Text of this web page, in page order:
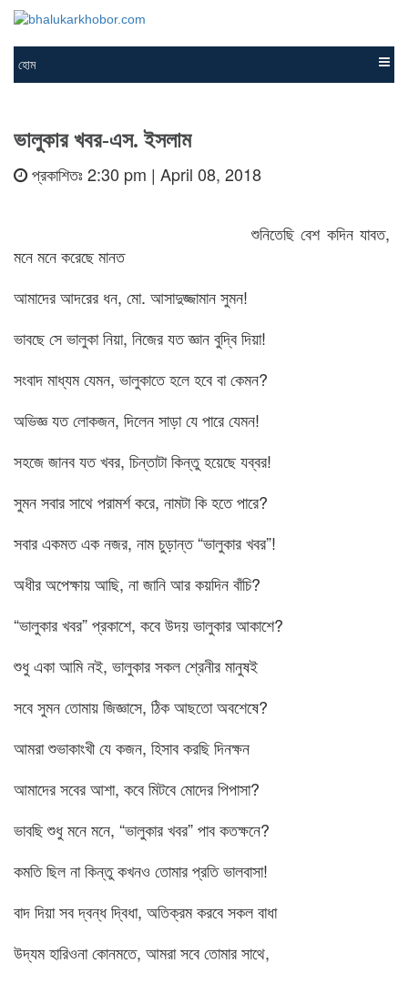
হোম
ভালুকার খবর-এস. ইসলাম
প্রকাশিতঃ 2:30 pm | April 08, 2018
শুনিতেছি বেশ কদিন যাবত,
মনে মনে করেছে মানত
আমাদের আদরের ধন, মো. আসাদুজ্জামান সুমন!
ভাবছে সে ভালুকা নিয়া, নিজের যত জ্ঞান বুদ্বি দিয়া!
সংবাদ মাধ্যম যেমন, ভালুকাতে হলে হবে বা কেমন?
অভিজ্ঞ যত লোকজন, দিলেন সাড়া যে পারে যেমন!
সহজে জানব যত খবর, চিন্তাটা কিন্তু হয়েছে যব্বর!
সুমন সবার সাথে পরামর্শ করে, নামটা কি হতে পারে?
সবার একমত এক নজর, নাম চুড়ান্ত “ভালুকার খবর”!
অধীর অপেক্ষায় আছি, না জানি আর কয়দিন বাঁচি?
“ভালুকার খবর” প্রকাশে, কবে উদয় ভালুকার আকাশে?
শুধু একা আমি নই, ভালুকার সকল শ্রেনীর মানুষই
সবে সুমন তোমায় জিজ্ঞাসে, ঠিক আছতো অবশেষে?
আমরা শুভাকাংখী যে কজন, হিসাব করছি দিনক্ষন
আমাদের সবের আশা, কবে মিটবে মোদের পিপাসা?
ভাবছি শুধু মনে মনে, “ভালুকার খবর” পাব কতক্ষনে?
কমতি ছিল না কিন্তু কখনও তোমার প্রতি ভালবাসা!
বাদ দিয়া সব দ্বন্ধ দ্বিধা, অতিক্রম করবে সকল বাধা
উদ্যম হারিওনা কোনমতে, আমরা সবে তোমার সাথে,